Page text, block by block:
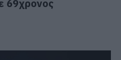
69χρονος